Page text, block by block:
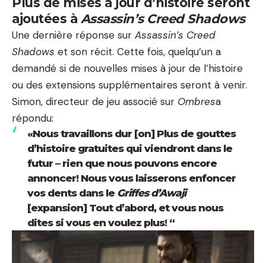
ajoutées à Assassin’s Creed Shadows
Une dernière réponse sur Assassin’s Creed
Shadows et son récit. Cette fois, quelqu’un a
demandé si de nouvelles mises à jour de l’histoire
ou des extensions supplémentaires seront à venir.
Simon, directeur de jeu associé sur Ombresa
répondu:
«Nous travaillons dur [on] Plus de gouttes
d’histoire gratuites qui viendront dans le
futur – rien que nous pouvons encore
annoncer! Nous vous laisserons enfoncer
vos dents dans leGriffes d’Awaji
[expansion] Tout d’abord, et vous nous
dites si vous en voulez plus! “